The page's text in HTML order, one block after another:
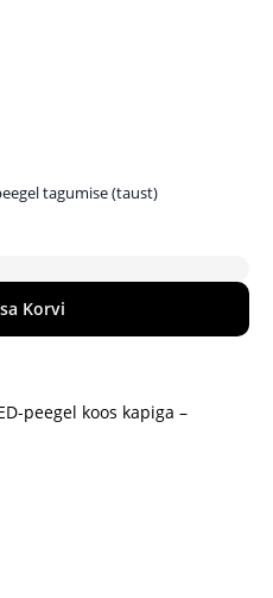
tagumise (taust)
Korvi